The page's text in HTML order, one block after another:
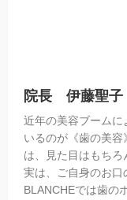
院長 伊藤聖子
近年の美容ブームに
いるのが《歯の美容
は、見た目はもち
実は、ご自身のお口
BLANCHEでは歯の